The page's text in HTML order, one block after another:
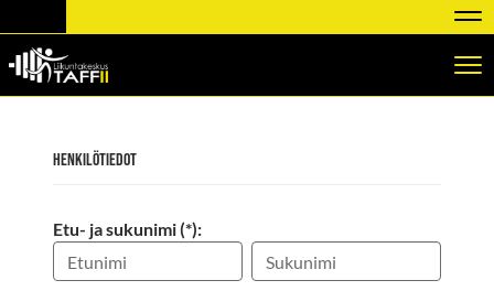
Henkilötiedot
Etu- ja sukunimi (*):